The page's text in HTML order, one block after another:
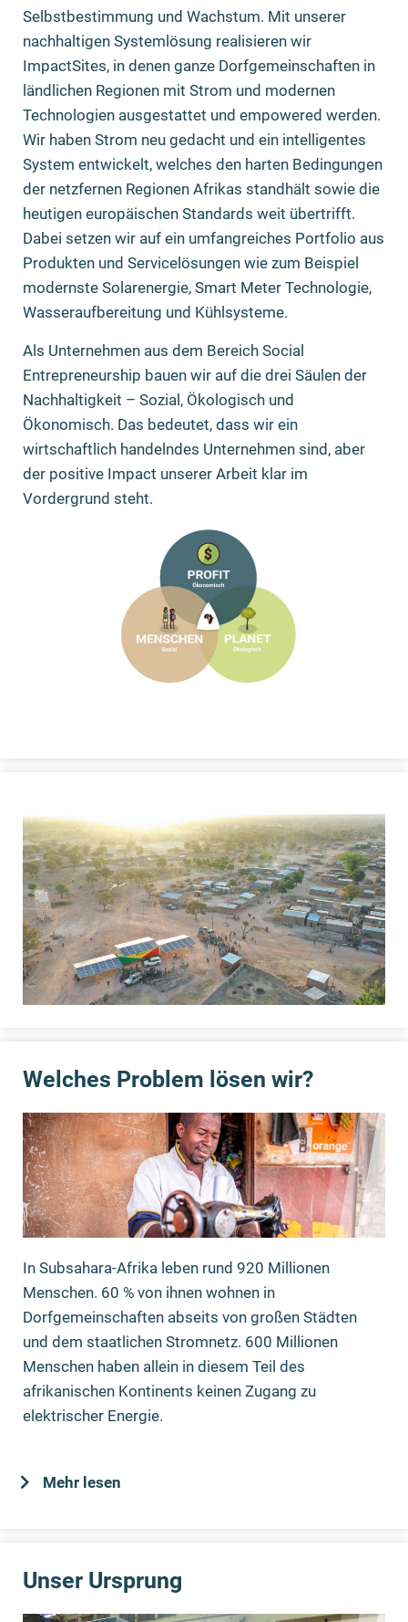
Selbstbestimmung und Wachstum. Mit unserer
nachhaltigen Systemlösung realisieren wir
ImpactSites, in denen ganze Dorfgemeinschaften in
ländlichen Regionen mit Strom und modernen
Technologien ausgestattet und empowered werden.
Wir haben Strom neu gedacht und ein intelligentes
System entwickelt, welches den harten Bedingungen
der netzfernen Regionen Afrikas standhält sowie die
heutigen europäischen Standards weit übertrifft.
Dabei setzen wir auf ein umfangreiches Portfolio aus
Produkten und Servicelösungen wie zum Beispiel
modernste Solarenergie, Smart Meter Technologie,
Wasseraufbereitung und Kühlsysteme.
Als Unternehmen aus dem Bereich Social
Entrepreneurship bauen wir auf die drei Säulen der
Nachhaltigkeit – Sozial, Ökologisch und
Ökonomisch. Das bedeutet, dass wir ein
wirtschaftlich handelndes Unternehmen sind, aber
der positive Impact unserer Arbeit klar im
Vordergrund steht.
Welches Problem lösen wir?
In Subsahara-Afrika leben rund 920 Millionen
Menschen. 60 % von ihnen wohnen in
Dorfgemeinschaften abseits von großen Städten
und dem staatlichen Stromnetz. 600 Millionen
Menschen haben allein in diesem Teil des
afrikanischen Kontinents keinen Zugang zu
elektrischer Energie.
Mehr lesen
Unser Ursprung